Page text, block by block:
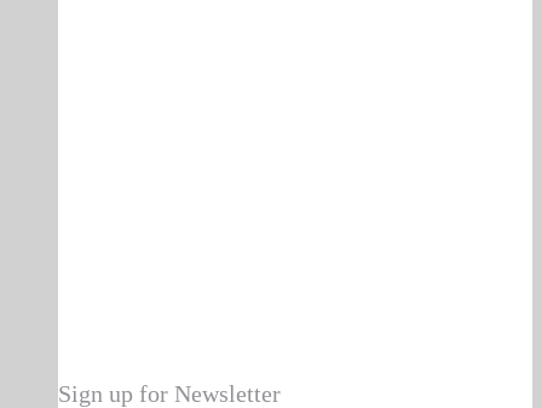
Sign up for Newsletter